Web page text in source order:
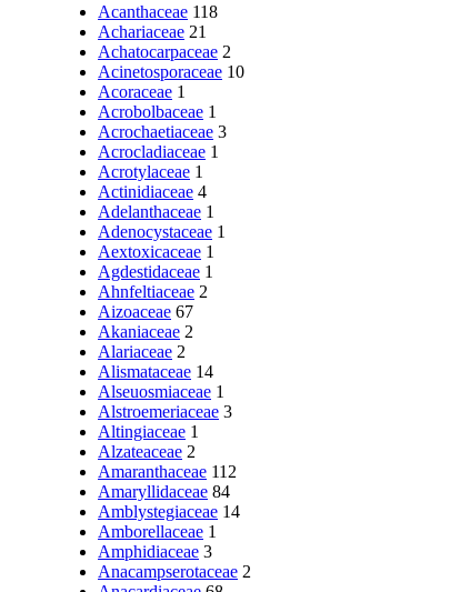
Acanthaceae 118
Achariaceae 21
Achatocarpaceae 2
Acinetosporaceae 10
Acoraceae 1
Acrobolbaceae 1
Acrochaetiaceae 3
Acrocladiaceae 1
Acrotylaceae 1
Actinidiaceae 4
Adelanthaceae 1
Adenocystaceae 1
Aextoxicaceae 1
Agdestidaceae 1
Ahnfeltiaceae 2
Aizoaceae 67
Akaniaceae 2
Alariaceae 2
Alismataceae 14
Alseuosmiaceae 1
Alstroemeriaceae 3
Altingiaceae 1
Alzateaceae 2
Amaranthaceae 112
Amaryllidaceae 84
Amblystegiaceae 14
Amborellaceae 1
Amphidiaceae 3
Anacampserotaceae 2